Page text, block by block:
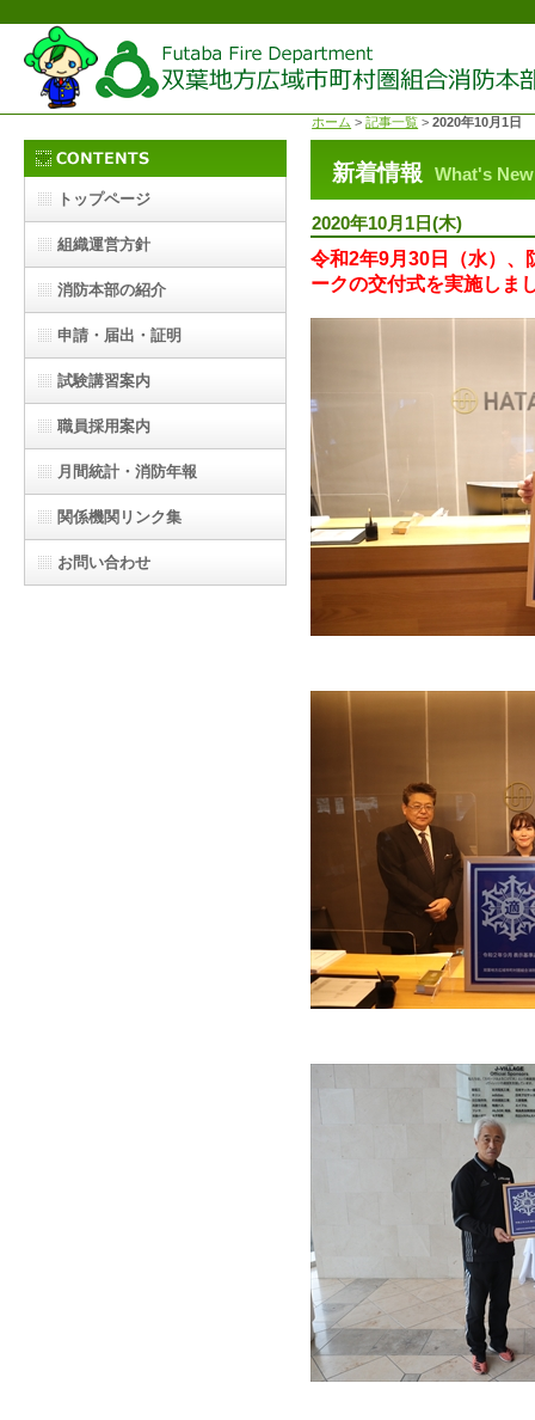
ホーム >記事一覧 >2020年10月1日
新着情報 What's New
2020年10月1日(木)
令和2年9月30日（水）、
ークの交付式を実施しま
トップページ
組織運営方針
消防本部の紹介
申請・届出・証明
試験講習案内
職員採用案内
月間統計・消防年報
関係機関リンク集
お問い合わせ